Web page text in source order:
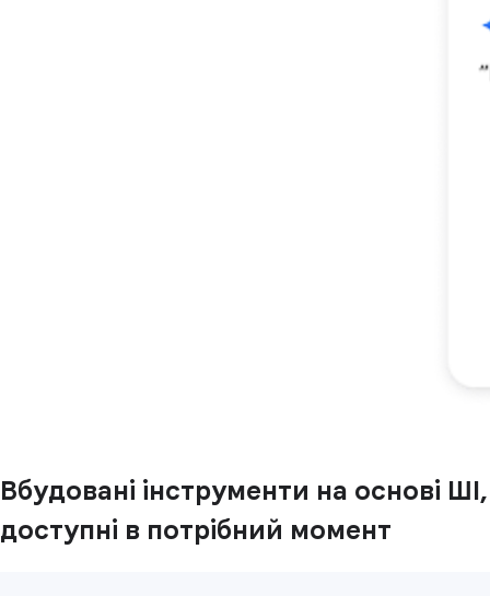
Вбудовані інструменти на основі ШІ,
доступні в потрібний момент